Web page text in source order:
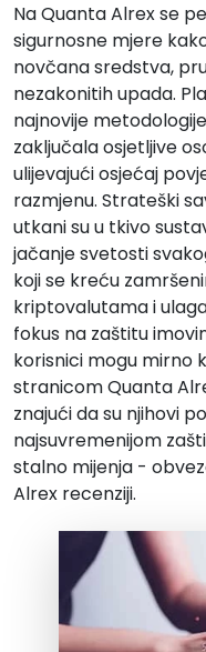
Na Quanta Alrex se
sigurnosne mjere
novčana sredstva,
nezakonitih upada.
najnovije
zaključala osjetljive
ulijevajući osjećaj
razmjenu. Strateški
utkani su u tkivo
jačanje svetosti
koji se kreću
kriptovalutama i
fokus na zaštitu
korisnici mogu mirno
stranicom Quanta
znajući da su njihovi
najsuvremenijom
stalno mijenja -
Alrex recenziji.